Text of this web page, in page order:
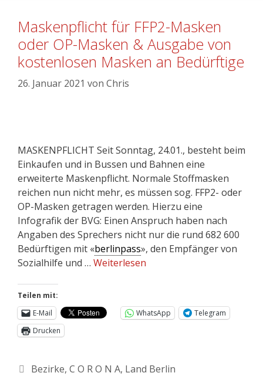
Maskenpflicht für FFP2-Masken
oder OP-Masken & Ausgabe von
kostenlosen Masken an Bedürftige
26. Januar 2021 von Chris
MASKENPFLICHT Seit Sonntag, 24.01., besteht beim
Einkaufen und in Bussen und Bahnen eine
erweiterte Maskenpflicht. Normale Stoffmasken
reichen nun nicht mehr, es müssen sog. FFP2- oder
OP-Masken getragen werden. Hierzu eine
Infografik der BVG: Einen Anspruch haben nach
Angaben des Sprechers nicht nur die rund 682 600
Bedürftigen mit «berlinpass», den Empfänger von
Sozialhilfe und … Weiterlesen
Teilen mit:
E-Mail
WhatsApp
Telegram
Drucken
Bezirke, C O R O N A, Land Berlin